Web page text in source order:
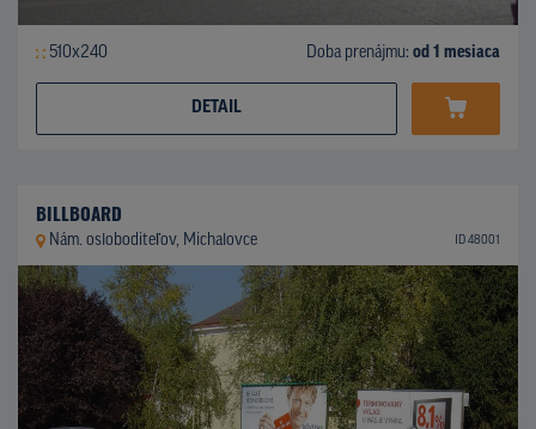
510x240 Doba prenájmu: od 1 mesiaca
DETAIL
BILLBOARD
Nám. osloboditeľov, Michalovce ID 48001